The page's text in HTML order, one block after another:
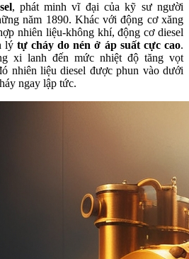
, phát minh vĩ đại của kỹ sư người
năm 1890. Khác với động cơ xăng
nhiên liệu-không khí, động cơ diesel
lý tự cháy do nén ở áp suất cực cao.
xi lanh đến mức nhiệt độ tăng vọt
nhiên liệu diesel được phun vào dưới
ngay lập tức.